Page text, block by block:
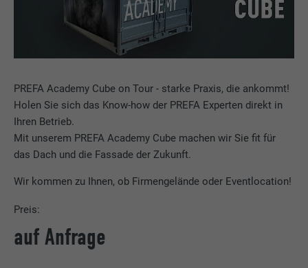
PREFA Academy Cube on Tour - starke Praxis, die ankommt!
Holen Sie sich das Know-how der PREFA Experten direkt in
Ihren Betrieb.
Mit unserem PREFA Academy Cube machen wir Sie fit für
das Dach und die Fassade der Zukunft.
Wir kommen zu Ihnen, ob Firmengelände oder Eventlocation!
Preis:
auf Anfrage